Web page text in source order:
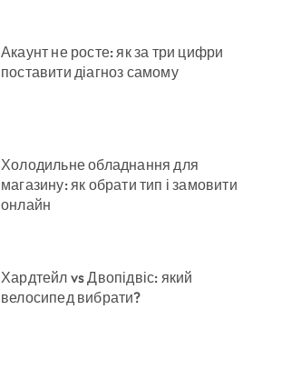
Акаунт не росте: як за три цифри
поставити діагноз самому
Холодильне обладнання для
магазину: як обрати тип і замовити
онлайн
Хардтейл vs Двопідвіс: який
велосипед вибрати?